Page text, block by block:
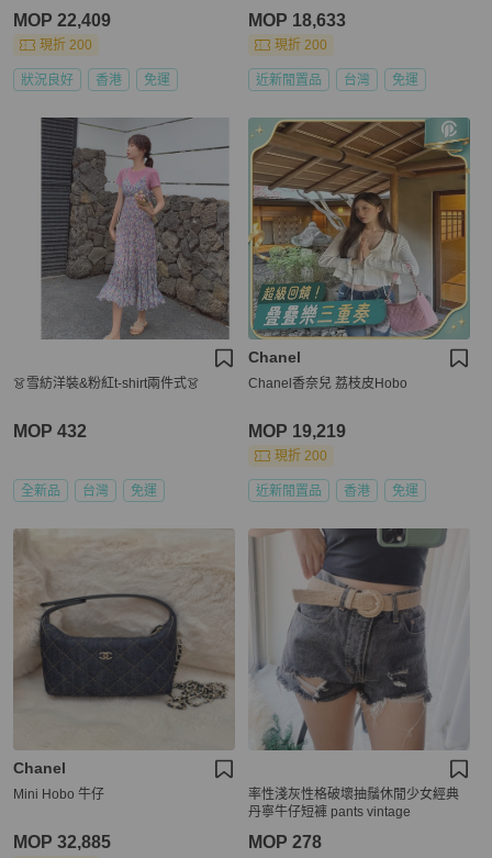
MOP 22,409
現折 200
狀況良好 香港 免運
MOP 18,633
現折 200
近新閒置品 台灣 免運
👗雪紡洋裝&粉紅t-shirt兩件式👗
MOP 432
全新品 台灣 免運
Chanel
Chanel香奈兒 荔枝皮Hobo
MOP 19,219
現折 200
近新閒置品 香港 免運
Chanel
Mini Hobo 牛仔
MOP 32,885
率性淺灰性格破壞抽鬚休閒少女經典
丹寧牛仔短褲 pants vintage
MOP 278